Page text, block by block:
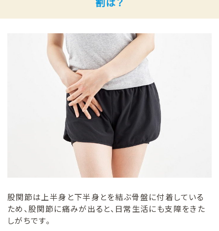
割は？
股関節は上半身と下半身とを結ぶ骨盤に付着している
ため、股関節に痛みが出ると、日常生活にも支障をきた
しがちです。